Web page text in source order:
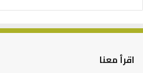
اقرأ معنا